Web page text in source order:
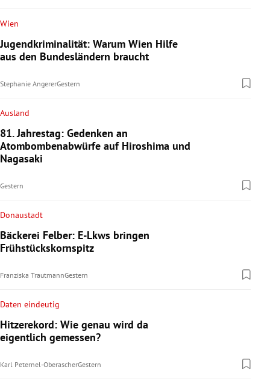
Wien
Jugendkriminalität: Warum Wien Hilfe
aus den Bundesländern braucht
Stephanie AngererGestern
Ausland
81. Jahrestag: Gedenken an
Atombombenabwürfe auf Hiroshima und
Nagasaki
Gestern
Donaustadt
Bäckerei Felber: E-Lkws bringen
Frühstückskornspitz
Franziska TrautmannGestern
Daten eindeutig
Hitzerekord: Wie genau wird da
eigentlich gemessen?
Karl Peternel-OberascherGestern